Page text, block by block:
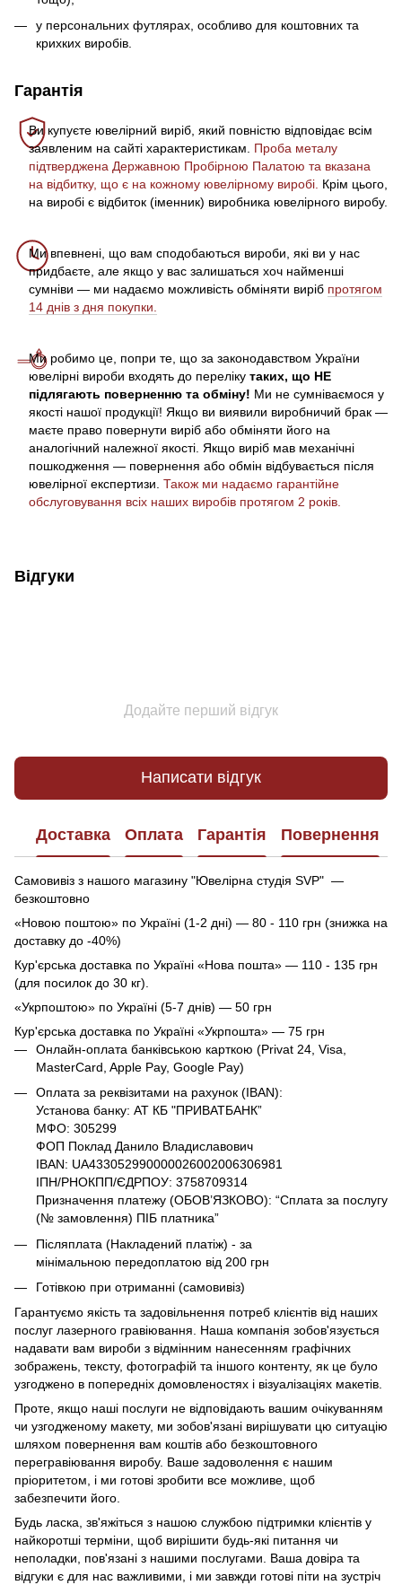
у персональних футлярах, особливо для коштовних та
крихких виробів.
Гарантія
Ви купуєте ювелірний виріб, який повністю відповідає всім
заявленим на сайті характеристикам. Проба металу
підтверджена Державною Пробірною Палатою та вказана
на відбитку, що є на кожному ювелірному виробі. Крім цього,
на виробі є відбиток (іменник) виробника ювелірного виробу.
Ми впевнені, що вам сподобаються вироби, які ви у нас
придбаєте, але якщо у вас залишаться хоч найменші
сумніви — ми надаємо можливість обміняти виріб протягом
14 днів з дня покупки.
Ми робимо це, попри те, що за законодавством України
ювелірні вироби входять до переліку таких, що НЕ
підлягають поверненню та обміну! Ми не сумніваємося у
якості нашої продукції! Якщо ви виявили виробничий брак —
маєте право повернути виріб або обміняти його на
аналогічний належної якості. Якщо виріб мав механічні
пошкодження — повернення або обмін відбувається після
ювелірної експертизи. Також ми надаємо гарантійне
обслуговування всіх наших виробів протягом 2 років.
Відгуки
Додайте перший відгук
Написати відгук
Доставка Оплата Гарантія Повернення
Самовивіз з нашого магазину "Ювелірна студія SVP" —
безкоштовно
«Новою поштою» по Україні (1-2 дні) — 80 - 110 грн (знижка на
доставку до -40%)
Кур'єрська доставка по Україні «Нова пошта» — 110 - 135 грн
(для посилок до 30 кг).
«Укрпоштою» по Україні (5-7 днів) — 50 грн
Кур'єрська доставка по Україні «Укрпошта» — 75 грн
Онлайн-оплата банківською карткою (Privat 24, Visa,
MasterCard, Apple Pay, Google Pay)
Оплата за реквізитами на рахунок (IBAN):
Установа банку: АТ КБ "ПРИВАТБАНК”
МФО: 305299
ФОП Поклад Данило Владиславович
IBAN: UA433052990000026002006306981
ІПН/РНОКПП/ЄДРПОУ: 3758709314
Призначення платежу (ОБОВ’ЯЗКОВО): “Сплата за послугу
(№ замовлення) ПІБ платника”
Післяплата (Накладений платіж) - за
мінімальною передоплатою від 200 грн
Готівкою при отриманні (самовивіз)
Гарантуємо якість та задовільнення потреб клієнтів від наших
послуг лазерного гравіювання. Наша компанія зобов'язується
надавати вам вироби з відмінним нанесенням графічних
зображень, тексту, фотографій та іншого контенту, як це було
узгоджено в попередніх домовленостях і візуалізаціях макетів.
Проте, якщо наші послуги не відповідають вашим очікуванням
чи узгодженому макету, ми зобов'язані вирішувати цю ситуацію
шляхом повернення вам коштів або безкоштовного
перегравіювання виробу. Ваше задоволення є нашим
пріоритетом, і ми готові зробити все можливе, щоб
забезпечити його.
Будь ласка, зв'яжіться з нашою службою підтримки клієнтів у
найкоротші терміни, щоб вирішити будь-які питання чи
неполадки, пов'язані з нашими послугами. Ваша довіра та
відгуки є для нас важливими, і ми завжди готові піти на зустріч